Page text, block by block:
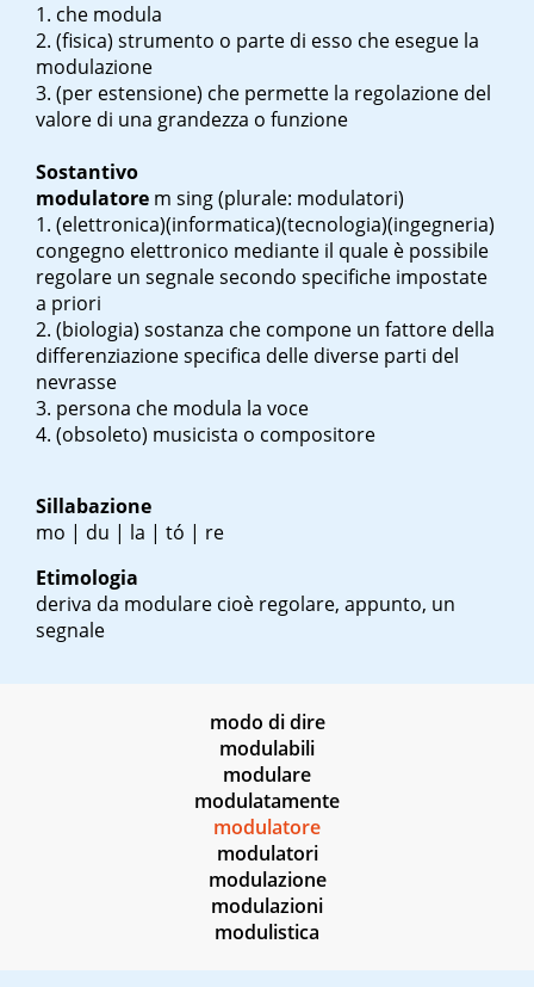
che modula
(fisica) strumento o parte di esso che esegue la
modulazione
(per estensione) che permette la regolazione del
valore di una grandezza o funzione
Sostantivo
modulatore m sing(plurale: modulatori)
(elettronica)(informatica)(tecnologia)(ingegneria)
congegno elettronico mediante il quale è possibile
regolare un segnale secondo specifiche impostate
a priori
(biologia) sostanza che compone un fattore della
differenziazione specifica delle diverse parti del
nevrasse
persona che modula la voce
(obsoleto) musicista o compositore
Sillabazione
mo | du | la | tó | re
Etimologia
deriva da modulare cioè regolare, appunto, un
segnale
modo di dire
modulabili
modulare
modulatamente
modulatore
modulatori
modulazione
modulazioni
modulistica